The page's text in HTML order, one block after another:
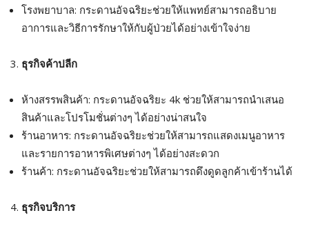
โรงพยาบาล: กระดานอัจฉริยะช่วยให้แพทย์สามารถอธิบาย
อาการและวิธีการรักษาให้กับผู้ป่วยได้อย่างเข้าใจง่าย
ธุรกิจค้าปลีก
ห้างสรรพสินค้า: กระดานอัจฉริยะ 4k ช่วยให้สามารถนำเสนอ
สินค้าและโปรโมชั่นต่างๆ ได้อย่างน่าสนใจ
ร้านอาหาร: กระดานอัจฉริยะช่วยให้สามารถแสดงเมนูอาหาร
และรายการอาหารพิเศษต่างๆ ได้อย่างสะดวก
ร้านค้า: กระดานอัจฉริยะช่วยให้สามารถดึงดูดลูกค้าเข้าร้านได้
ธุรกิจบริการ